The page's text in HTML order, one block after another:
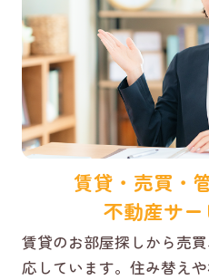
賃貸・売買・
不動産サ
賃貸のお部屋探しから売
応しています。住み替え